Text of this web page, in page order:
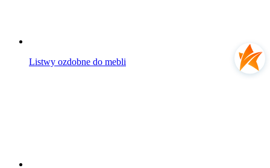
Listwy ozdobne do mebli